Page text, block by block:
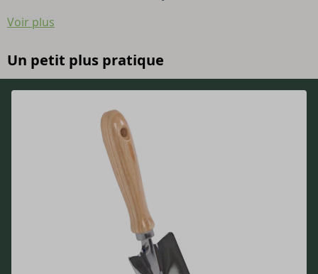
Voir plus
Un petit plus pratique